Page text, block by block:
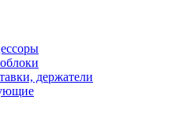
держатели